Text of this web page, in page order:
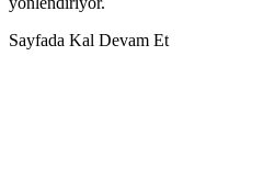
Sayfada Kal Devam Et